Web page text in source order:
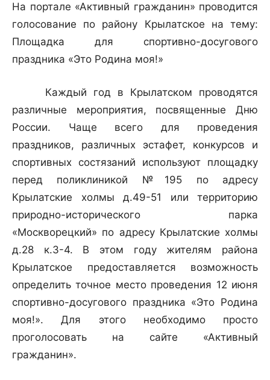
На портале «Активный гражданин» проводится
голосование по району Крылатское на тему:
Площадка для спортивно-досугового
праздника «Это Родина моя!»
Каждый год в Крылатском проводятся
различные мероприятия, посвященные Дню
России. Чаще всего для проведения
праздников, различных эстафет, конкурсов и
спортивных состязаний используют площадку
перед поликлиникой №195 по адресу
Крылатские холмы д.49-51 или территорию
природно-исторического парка
«Москворецкий» по адресу Крылатские холмы
д.28 к.3-4. В этом году жителям района
Крылатское предоставляется возможность
определить точное место проведения 12 июня
спортивно-досугового праздника «Это Родина
моя!». Для этого необходимо просто
проголосовать на сайте «Активный
гражданин».